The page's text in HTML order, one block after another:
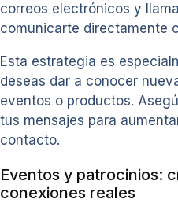
correos electrónicos y
comunicarte directamente
Esta estrategia es
deseas dar a conocer
eventos o productos.
tus mensajes para
contacto.
Eventos y patrocinios:
conexiones reales